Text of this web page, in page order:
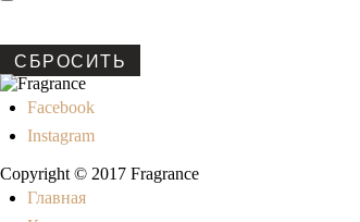
СБРОСИТЬ
Facebook
Instagram
Copyright © 2017 Fragrance
Главная